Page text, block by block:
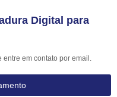
Digital para
entre em contato por email.